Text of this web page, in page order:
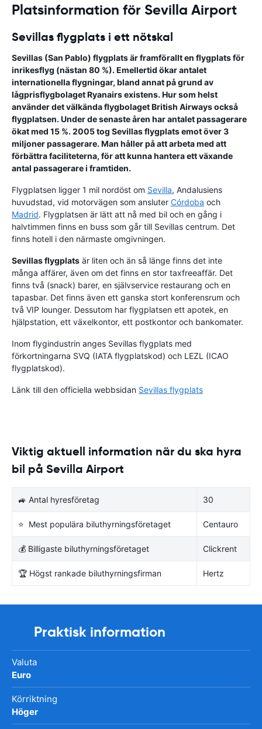
Platsinformation för Sevilla Airport
Sevillas flygplats i ett nötskal
Sevillas (San Pablo) flygplats är framförallt en flygplats för
inrikesflyg (nästan 80 %). Emellertid ökar antalet
internationella flygningar, bland annat på grund av
lågprisflygbolaget Ryanairs existens. Hur som helst
använder det välkända flygbolaget British Airways också
flygplatsen. Under de senaste åren har antalet passagerare
ökat med 15 %. 2005 tog Sevillas flygplats emot över 3
miljoner passagerare. Man håller på att arbeta med att
förbättra faciliteterna, för att kunna hantera ett växande
antal passagerare i framtiden.
Flygplatsen ligger 1 mil nordöst om Sevilla, Andalusiens
huvudstad, vid motorvägen som ansluter Córdoba och
Madrid. Flygplatsen är lätt att nå med bil och en gång i
halvtimmen finns en buss som går till Sevillas centrum. Det
finns hotell i den närmaste omgivningen.
Sevillas flygplats är liten och än så länge finns det inte
många affärer, även om det finns en stor taxfreeaffär. Det
finns två (snack) barer, en självservice restaurang och en
tapasbar. Det finns även ett ganska stort konferensrum och
två VIP lounger. Dessutom har flygplatsen ett apotek, en
hjälpstation, ett växelkontor, ett postkontor och bankomater.
Inom flygindustrin anges Sevillas flygplats med
förkortningarna SVQ (IATA flygplatskod) och LEZL (ICAO
flygplatskod).
Länk till den officiella webbsidan Sevillas flygplats
Viktig aktuell information när du ska hyra
bil på Sevilla Airport
🚙 Antal hyresföretag 30
⭐ Mest populära biluthyrningsföretaget Centauro
💰 Billigaste biluthyrningsföretaget Clickrent
🏆 Högst rankade biluthyrningsfirman Hertz
Praktisk information
Valuta
Euro
Körriktning
Höger